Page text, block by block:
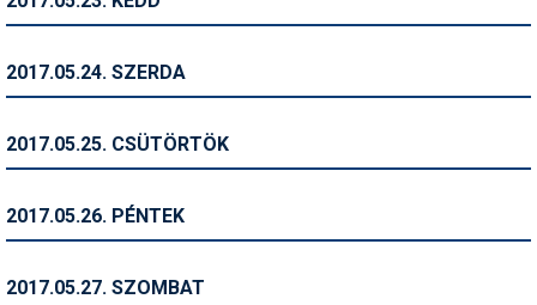
Történelem
Utazási tippek
2017.05.24. SZERDA
2017.05.25. CSÜTÖRTÖK
2017.05.26. PÉNTEK
2017.05.27. SZOMBAT